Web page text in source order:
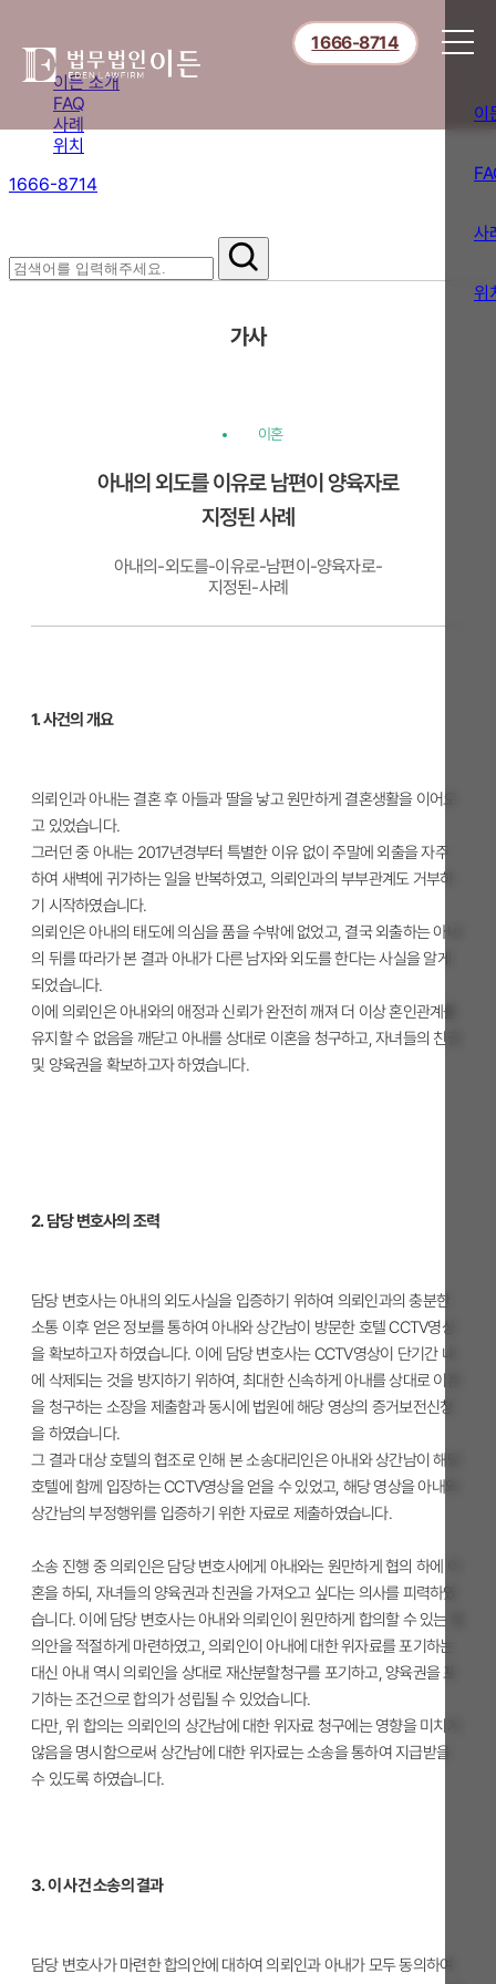
이든 소개
FAQ
사례
위치
1666-8714
1666-8714
이
사
위
가사
이혼
아내의 외도를 이유로 남편이 양육자로
지정된 사례
아내의-외도를-이유로-남편이-양육자로-
지정된-사례
1. 사건의 개요
의뢰인과 아내는 결혼 후 아들과 딸을 낳고 원만하게 결혼생활을 이어오
고 있었습니다.
그러던 중 아내는 2017년경부터 특별한 이유 없이 주말에 외출을 자주
하여 새벽에 귀가하는 일을 반복하였고, 의뢰인과의 부부관계도 거부하
기 시작하였습니다.
의뢰인은 아내의 태도에 의심을 품을 수밖에 없었고, 결국 외출하는 아내
의 뒤를 따라가 본 결과 아내가 다른 남자와 외도를 한다는 사실을 알게
되었습니다.
이에 의뢰인은 아내와의 애정과 신뢰가 완전히 깨져 더 이상 혼인관계를
유지할 수 없음을 깨닫고 아내를 상대로 이혼을 청구하고, 자녀들의 친권
및 양육권을 확보하고자 하였습니다.
2. 담당 변호사의 조력
담당 변호사는 아내의 외도사실을 입증하기 위하여 의뢰인과의 충분한
소통 이후 얻은 정보를 통하여 아내와 상간남이 방문한 호텔 CCTV영상
을 확보하고자 하였습니다. 이에 담당 변호사는 CCTV영상이 단기간 내
에 삭제되는 것을 방지하기 위하여, 최대한 신속하게 아내를 상대로 이혼
을 청구하는 소장을 제출함과 동시에 법원에 해당 영상의 증거보전신청
을 하였습니다.
그 결과 대상 호텔의 협조로 인해 본 소송대리인은 아내와 상간남이 해당
호텔에 함께 입장하는 CCTV영상을 얻을 수 있었고, 해당 영상을 아내와
상간남의 부정행위를 입증하기 위한 자료로 제출하였습니다.
소송 진행 중 의뢰인은 담당 변호사에게 아내와는 원만하게 협의 하에 이
혼을 하되, 자녀들의 양육권과 친권을 가져오고 싶다는 의사를 피력하였
습니다. 이에 담당 변호사는 아내와 의뢰인이 원만하게 합의할 수 있는 합
의안을 적절하게 마련하였고, 의뢰인이 아내에 대한 위자료를 포기하는
대신 아내 역시 의뢰인을 상대로 재산분할청구를 포기하고, 양육권을 포
기하는 조건으로 합의가 성립될 수 있었습니다.
다만, 위 합의는 의뢰인의 상간남에 대한 위자료 청구에는 영향을 미치지
않음을 명시함으로써 상간남에 대한 위자료는 소송을 통하여 지급받을
수 있도록 하였습니다.
3. 이 사건 소송의 결과
담당 변호사가 마련한 합의안에 대하여 의뢰인과 아내가 모두 동의하여